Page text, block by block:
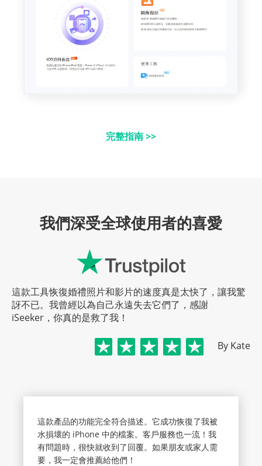
完整指南 >>
我們深受全球使用者的喜愛
這款工具恢復婚禮照片和影片的速度真是太快了，讓我驚
訝不已。我曾經以為自己永遠失去它們了，感謝
iSeeker，你真的是救了我！
By Kate
這款產品的功能完全符合描述。它成功恢復了我被
水損壞的 iPhone 中的檔案。客戶服務也一流！我
有問題時，很快就收到了回覆。如果朋友或家人需
要，我一定會推薦給他們！